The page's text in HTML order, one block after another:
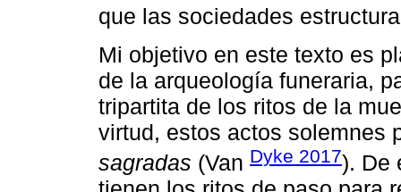
que las sociedades
Mi objetivo en este texto es
de la arqueología funeraria,
tripartita de los ritos de la
virtud, estos actos solemnes
sagradas (Van Dyke 2017). De